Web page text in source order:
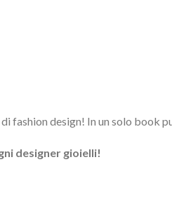
design! In un solo book
designer gioielli!